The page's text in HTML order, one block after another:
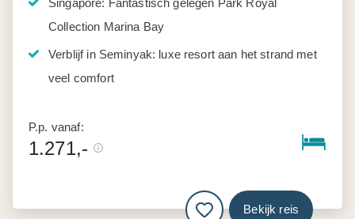
Collection Marina Bay
Verblijf in Seminyak: luxe resort aan het strand met
veel comfort
P.p. vanaf:
1.271,-
Bekijk reis